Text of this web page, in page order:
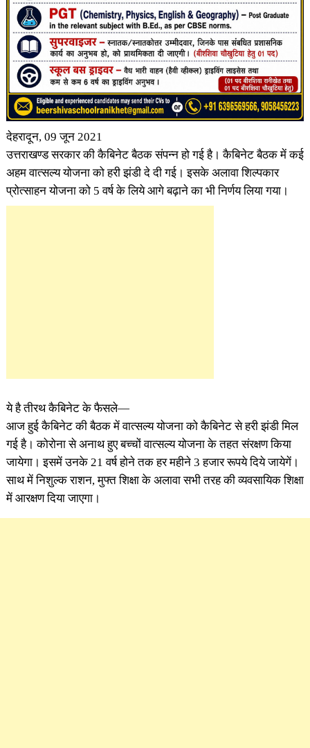
देहरादून, 09 जून 2021
उत्तराखण्ड सरकार की कैबिनेट बैठक संपन्न हो गई है। कैबिनेट बैठक में कई
अहम वात्सल्य योजना को हरी झंडी दे दी गई। इसके अलावा शिल्पकार
प्रोत्साहन योजना को 5 वर्ष के लिये आगे बढ़ाने का भी निर्णय लिया गया।
ये है तीरथ कैबिनेट के फैसले—
आज हुई कैबिनेट की बैठक में वात्सल्य योजना को कैबिनेट से हरी झंडी मिल
गई है। कोरोना से अनाथ हुए बच्चों वात्सल्य योजना के तहत संरक्षण किया
जायेगा। इसमें उनके 21 वर्ष होने तक हर महीने 3 हजार रूपये दिये जायेगें।
साथ में निशुल्क राशन, मुफ्त शिक्षा के अलावा सभी तरह की व्यवसायिक शिक्षा
में आरक्षण दिया जाएगा।